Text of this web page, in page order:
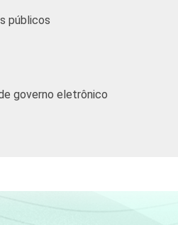
34
públicos
governo eletrônico